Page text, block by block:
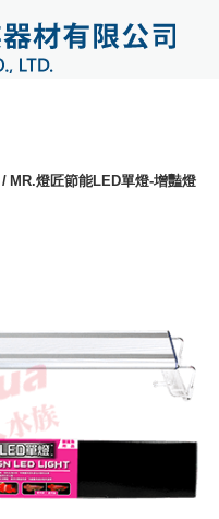
MR.燈匠節能LED單燈-增豔燈